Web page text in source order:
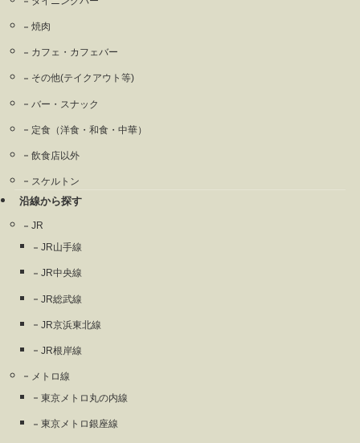
焼肉
カフェ・カフェバー
その他(テイクアウト等)
バー・スナック
定食（洋食・和食・中華）
飲食店以外
スケルトン
沿線から探す
JR
JR山手線
JR中央線
JR総武線
JR京浜東北線
JR根岸線
メトロ線
東京メトロ丸の内線
東京メトロ銀座線